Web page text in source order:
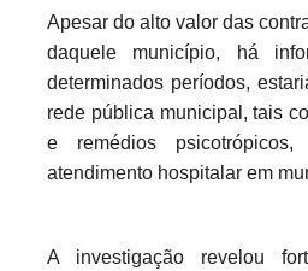
Apesar do alto valor das
daquele município, há
determinados períodos,
rede pública municipal, tais
e remédios
atendimento hospitalar em
A investigação revelou